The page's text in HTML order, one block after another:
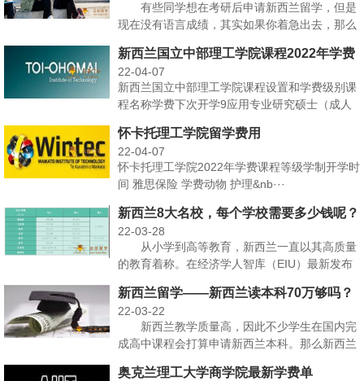
有些同学想在考研后申请新西兰留学，但是
现在没有语言成绩，其实如果你着急出去，那么
新西兰国立中部理工学院课程2022年学费
22-04-07
新西兰国立中部理工学院课程设置和学费级别课
程名称学费下次开学9应用专业研究硕士（成人
怀卡托理工学院留学费用
22-04-07
怀卡托理工学院2022年学费课程等级学制开学时
间 雅思保险 学费动物 护理&nb···
新西兰8大名校，每个学校需要多少钱呢？
22-03-28
从小学到高等教育，新西兰一直以其高质量
的教育着称。在经济学人智库（EIU）最新发布
新西兰留学——新西兰读本科70万够吗？
22-03-22
新西兰教学质量高，因此不少学生在国内完
成高中课程会打算申请新西兰本科。那么新西兰
奥克兰理工大学商学院最新学费单